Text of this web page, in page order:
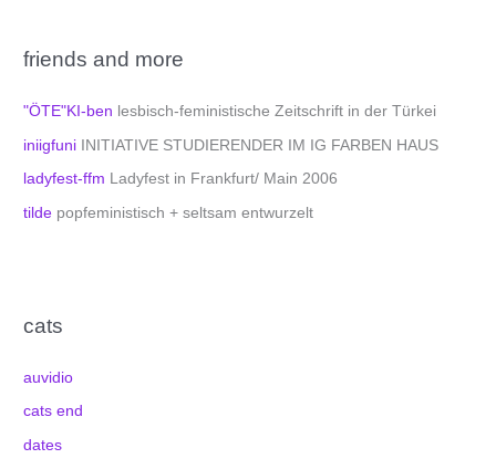
friends and more
"ÖTE"KI-ben lesbisch-feministische Zeitschrift in der Türkei
iniigfuni INITIATIVE STUDIERENDER IM IG FARBEN HAUS
ladyfest-ffm Ladyfest in Frankfurt/ Main 2006
tilde popfeministisch + seltsam entwurzelt
cats
auvidio
cats end
dates